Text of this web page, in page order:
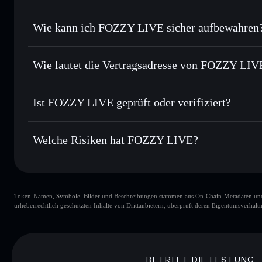
Durchschnittskosteneffekt nutzen– Schritt für Schritt per
Privat senden– übertrage FOZZY, ohne Wallets
Privacy Aggregators
kontrollierst
Privacy
Wie kann ich FOZZY LIVE sicher
FOZZY LIVE
Privacy
Wie lautet die Vertragsadresse von FOZZY
FOZZY LIVE
Wallet
FOZZY
Ist FOZZY LIVE geprüft oder verifiziert?
FOZZY LIVE derzeit
Welche Risiken hat FOZZY LIVE?
FOZZY LIVE
Token-Namen, Symbole, Bilder und Beschreibungen stammen aus On-Chain-Metadaten
urheberrechtlich geschützten Inhalte von Drittanbietern, überprüft deren